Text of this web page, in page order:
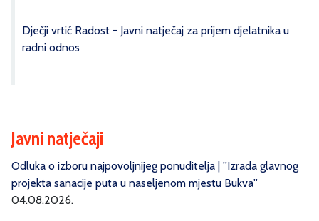
Dječji vrtić Radost - Javni natječaj za prijem djelatnika u
radni odnos
Javni natječaji
Odluka o izboru najpovoljnijeg ponuditelja | ''Izrada glavnog
projekta sanacije puta u naseljenom mjestu Bukva''
04.08.2026.